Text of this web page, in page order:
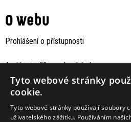
O webu
Prohlášení o přístupnosti
Archiv staršího webu Jaboku
Tyto webové stránky
cookie.
Tyto webové stránky používají soubory
uživatelského zážitku. Používáním